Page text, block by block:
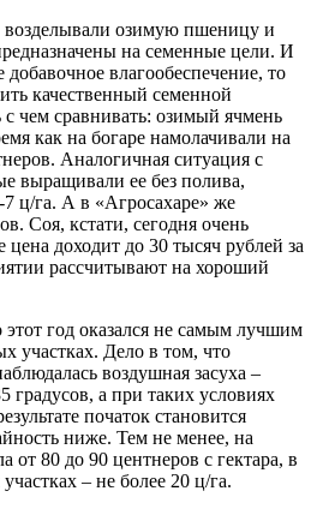
озимую пшеницу и
на семенные цели. И
влагообеспечение, то
качественный семенной
с чем сравнивать: озимый ячмень
как на богаре намолачивали на
Аналогичная ситуация с
выращивали ее без полива,
ц/га. А в «Агросахаре» же
Соя, кстати, сегодня очень
цена доходит до 30 тысяч руб­лей за
рассчитывают на хороший
этот год оказался не самым лучшим
участках. Дело в том, что
воздушная засуха –
градусов, а при таких условиях
початок становится
ниже. Тем не менее, на
от 80 до 90 центнеров с гектара, в
– ​не более 20 ц/га.